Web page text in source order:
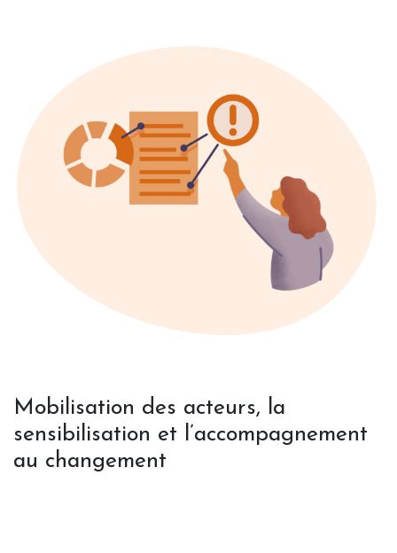
Mobilisation des acteurs, la
sensibilisation et l’accompagnement
au changement